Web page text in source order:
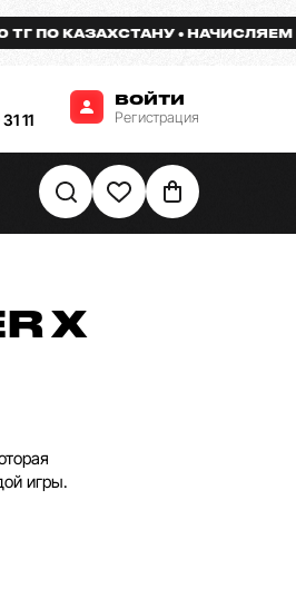
КАЗАХСТАНУ НАЧИСЛЯЕМ
11
ВОЙТИ
Регистрация
X
игры.